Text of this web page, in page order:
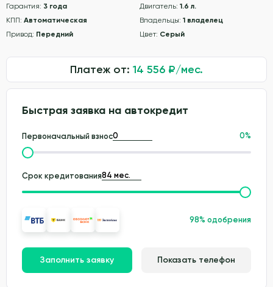
Гарантия: 3 года Двигатель: 1.6 л.
КПП: Автоматическая Владельцы: 1 владелец
Привод: Передний Цвет: Серый
Платеж от: 14 556 ₽/мес.
Быстрая заявка на автокредит
Первоначальный взнос 0%
Срок кредитования
98% одобрения
Заполнить заявку Показать телефон